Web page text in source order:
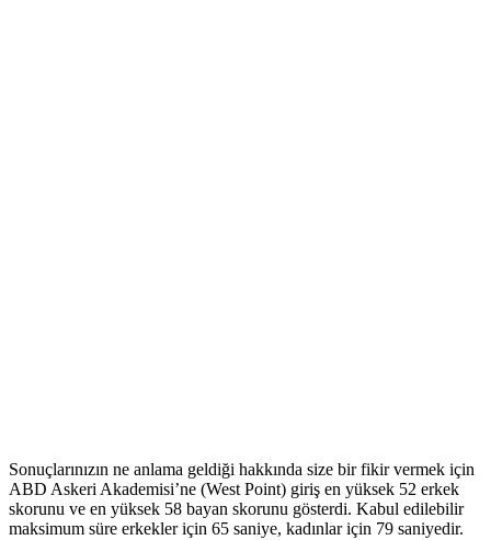
Sonuçlarınızın ne anlama geldiği hakkında size bir fikir vermek için
ABD Askeri Akademisi’ne (West Point) giriş en yüksek 52 erkek
skorunu ve en yüksek 58 bayan skorunu gösterdi. Kabul edilebilir
maksimum süre erkekler için 65 saniye, kadınlar için 79 saniyedir.